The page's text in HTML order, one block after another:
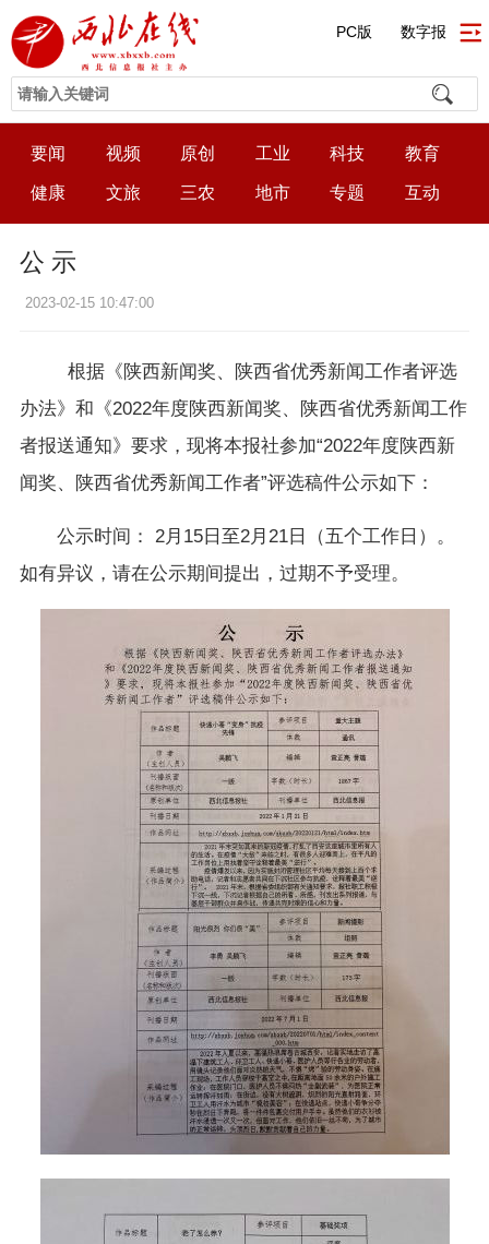
PC版 数字报
要闻 视频 原创 工业 科技 教育
健康 文旅 三农 地市 专题 互动
公 示
2023-02-15 10:47:00
根据《陕西新闻奖、陕西省优秀新闻工作者评选
办法》和《2022年度陕西新闻奖、陕西省优秀新闻工作
者报送通知》要求，现将本报社参加“2022年度陕西新
闻奖、陕西省优秀新闻工作者”评选稿件公示如下：
公示时间： 2月15日至2月21日（五个工作日）。
如有异议，请在公示期间提出，过期不予受理。